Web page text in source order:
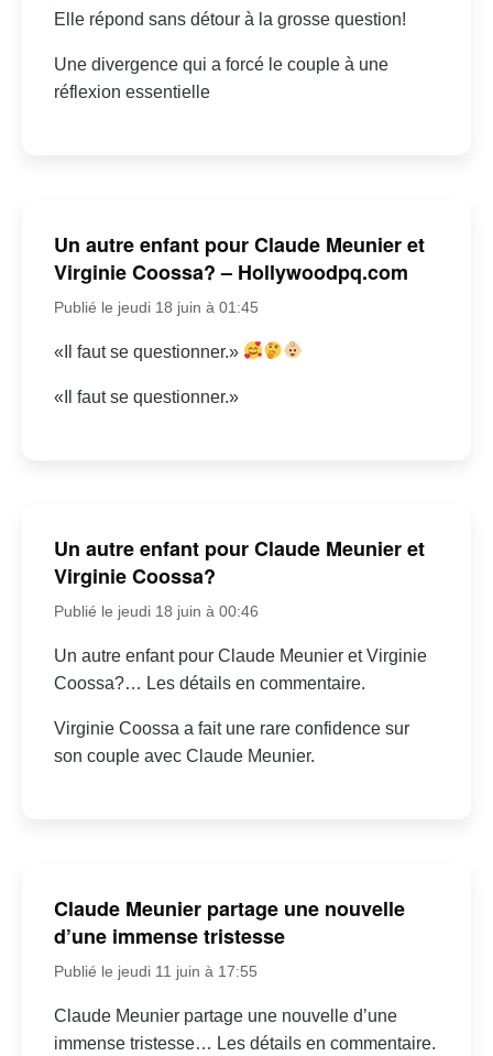
Elle répond sans détour à la grosse question!
Une divergence qui a forcé le couple à une
réflexion essentielle
Un autre enfant pour Claude Meunier et
Virginie Coossa? – Hollywoodpq.com
Publié le jeudi 18 juin à 01:45
«Il faut se questionner.»
«Il faut se questionner.»
Un autre enfant pour Claude Meunier et
Virginie Coossa?
Publié le jeudi 18 juin à 00:46
Un autre enfant pour Claude Meunier et Virginie
Coossa?… Les détails en commentaire.
Virginie Coossa a fait une rare confidence sur
son couple avec Claude Meunier.
Claude Meunier partage une nouvelle
d’une immense tristesse
Publié le jeudi 11 juin à 17:55
Claude Meunier partage une nouvelle d’une
immense tristesse… Les détails en commentaire.